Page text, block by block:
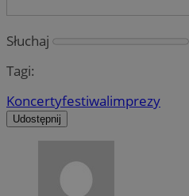
Słuchaj
Tagi:
Koncertyfestiwalimprezy
Udostępnij